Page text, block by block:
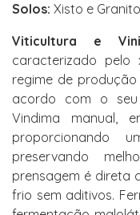
Solos: Xisto e
Viticultura e
caracterizado
regime de
acordo com o
Vindima manual,
proporcionando
preservando
prensagem é direta
frio sem aditivos.